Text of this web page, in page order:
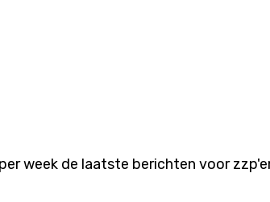
week de laatste berichten voor